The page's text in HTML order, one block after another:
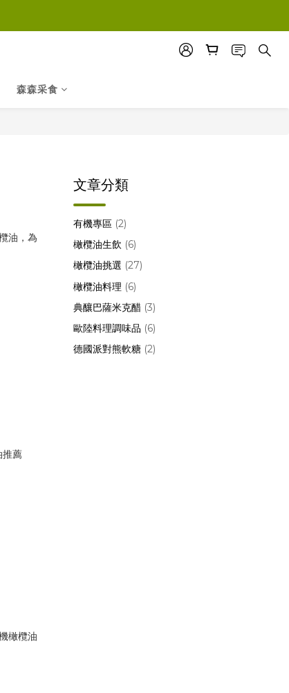
森森采食
文章分類
有機專區 (2)
橄欖油生飲 (6)
橄欖油挑選 (27)
橄欖油料理 (6)
典釀巴薩米克醋 (3)
歐陸料理調味品 (6)
德國派對熊軟糖 (2)